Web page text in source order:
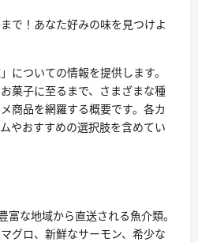
で！あなた好みの味を見つけよ
についての情報を提供します。
菓子に至るまで、さまざまな種
商品を網羅する概要です。各カ
やおすすめの選択肢を含めてい
富な地域から直送される魚介類。
グロ、新鮮なサーモン、希少な